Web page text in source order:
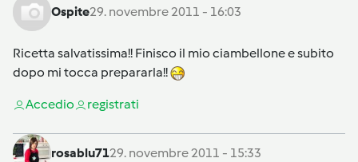
Ospite29. novembre 2011 - 16:03
Ricetta salvatissima!! Finisco il mio ciambellone e subito
dopo mi tocca prepararla!!
Accedio registrati
rosablu7129. novembre 2011 - 15:33